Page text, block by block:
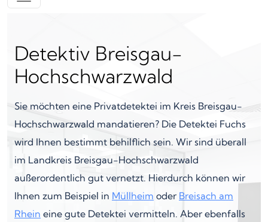
Hauptnavigation
Detektiv Breisgau-
Hochschwarzwald
Sie möchten eine Privatdetektei im Kreis Breisgau-
Hochschwarzwald mandatieren? Die Detektei Fuchs
wird Ihnen bestimmt behilflich sein. Wir sind überall
im Landkreis Breisgau-Hochschwarzwald
außerordentlich gut vernetzt. Hierdurch können wir
Ihnen zum Beispiel in Müllheim oder Breisach am
Rhein eine gute Detektei vermitteln. Aber ebenfalls